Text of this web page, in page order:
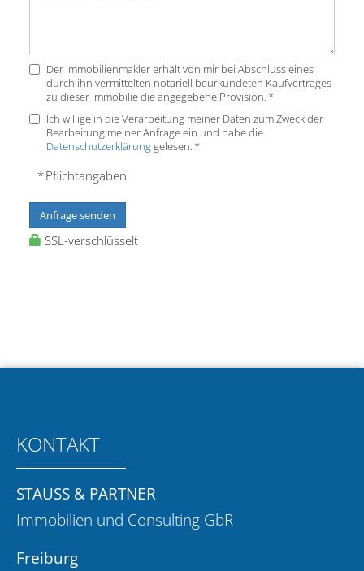
Der Immobilienmakler erhält von mir bei Abschluss eines
durch ihn vermittelten notariell beurkundeten Kaufvertrages
zu dieser Immobilie die angegebene Provision. *
Ich willige in die Verarbeitung meiner Daten zum Zweck der
Bearbeitung meiner Anfrage ein und habe die
Datenschutzerklärunggelesen. *
* Pflichtangaben
Anfrage senden
SSL-verschlüsselt
KONTAKT
STAUSS & PARTNER
Immobilien und Consulting GbR
Freiburg